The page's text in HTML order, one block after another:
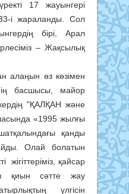
17 жауынгері
і жараланды. Сол
бірі, Арал
– Жақсылық
алаңын өз көзімен
басшысы, майор
"ҚАЛҚАН және
«1995 жылғы
қанды
Олай болатын
жігіттеріміз, қайсар
қиын сәтте жау
үлгісін